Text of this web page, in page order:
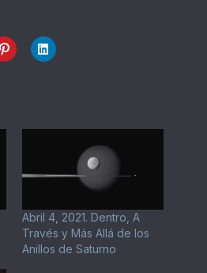
Abril 4, 2021. Dentro, A
Través y Más Allá de los
Anillos de Saturno